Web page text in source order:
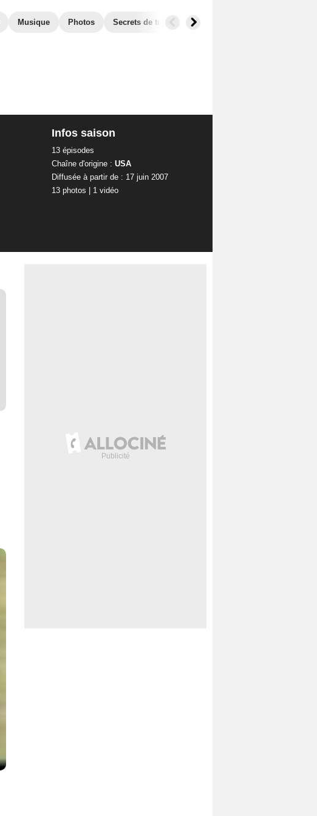
Musique Photos Secrets de tournage
Infos saison
13 épisodes
Chaîne d'origine : USA
Diffusée à partir de : 17 juin 2007
13 photos
1 vidéo